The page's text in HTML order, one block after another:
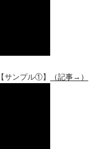
サンプル①】 （記事→）